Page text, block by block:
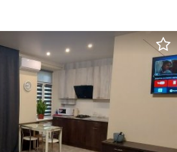
Світло в будинку не вимикають